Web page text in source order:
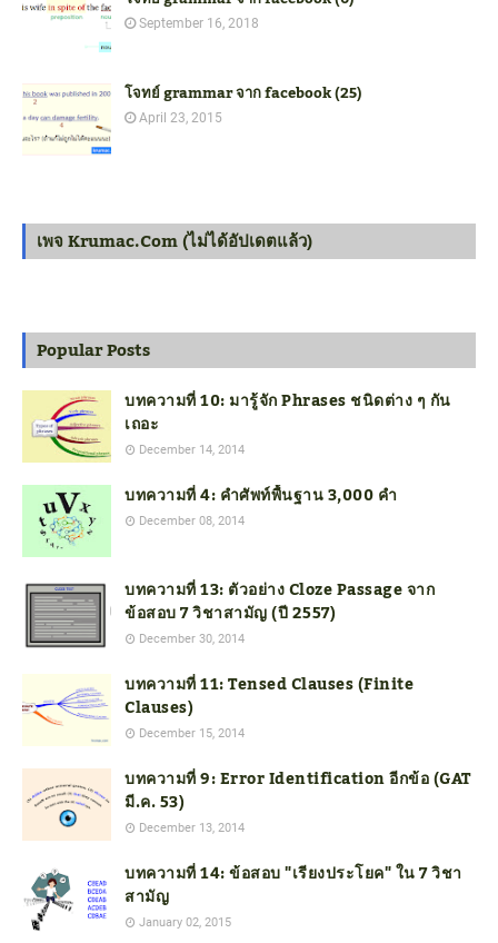
September 16, 2018
โจทย์ grammar จาก facebook (25)
April 23, 2015
เพจ Krumac.com (ไม่ได้อัปเดตแล้ว)
Popular Posts
บทความที่ 10: มารู้จัก Phrases ชนิดต่าง ๆ กัน
เถอะ
December 14, 2014
บทความที่ 4: คำศัพท์พื้นฐาน 3,000 คำ
December 08, 2014
บทความที่ 13: ตัวอย่าง Cloze Passage จาก
ข้อสอบ 7 วิชาสามัญ (ปี 2557)
December 30, 2014
บทความที่ 11: Tensed Clauses (Finite
Clauses)
December 15, 2014
บทความที่ 9: Error Identification อีกข้อ (GAT
มี.ค. 53)
December 13, 2014
บทความที่ 14: ข้อสอบ "เรียงประโยค" ใน 7 วิชา
สามัญ
January 02, 2015